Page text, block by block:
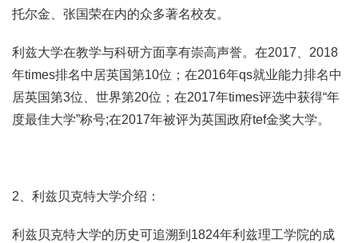
托尔金、张国荣在内的众多著名校友。
利兹大学在教学与科研方面享有崇高声誉。在2017、2018
年times排名中居英国第10位；在2016年qs就业能力排名中
居英国第3位、世界第20位；在2017年times评选中获得“年
度最佳大学”称号;在2017年被评为英国政府tef金奖大学。
2、利兹贝克特大学介绍：
利兹贝克特大学的历史可追溯到1824年利兹理工学院的成